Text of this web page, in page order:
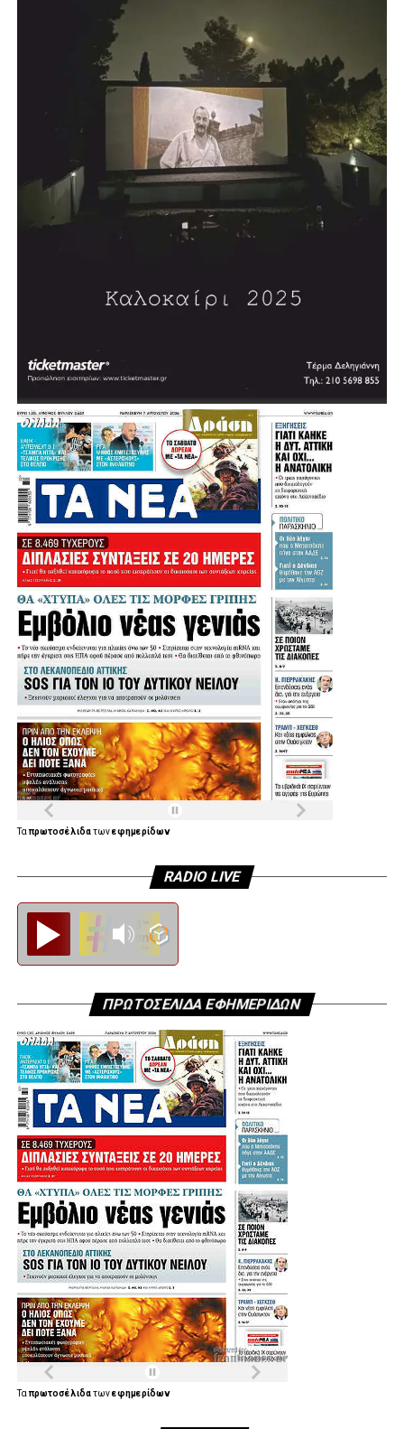
Λίγο μετά τις 11:30 στη Μητρόπολη έφτασε ο πρώην
υπουργός και πρώην πρόεδρος του ΠΑΣΟΚ, Ευάγγελος
Βενιζέλος, ο δήμαρχος Αθηναίων, Χάρης Δούκας αλλά και
ο πρώην πρόεδρος της Δημοκρατίας Προκόπης
Παυλόπουλος.
(2005), «Η Μεταναστευτική Πολιτική της Ευρώπης»
(2006), «Η Αναγκαία Αναθεώρηση» (2006), «Τυφλοί
στρατοί-Η Δύση και η Απειλή του Ισλαμικού
Φονταμενταλισμού» (2008), «Αναζητώντας την Τέχνη»
(2008)και τη δίγλωσση έκδοση «5 Χρόνια στο Ευρωπαϊκό
Κοινοβούλιο 2004-2009» (2009). Έχει γράψει πολλά
άρθρα πολιτικού και κοινωνικού περιεχομένου.
Επισκέφθηκε, επίσημα προσκεκλημένος, την Αγγλία, τη
Δυτική Γερμανία και τις ΗΠΑ.
Τιμήθηκε από τον τότε Πρόεδρο της Δημοκρατίας Κάρολο
Παπούλια με τον Μεγαλόσταυρο του Τάγματος του
και με άλλα ανώτερα παράσημα διαφόρων κρατών.
Πηγή: protothema
.
.
Ταπρωτοσέλιδατωνεφημερίδων
RADIO LIVE
ΠΡΩΤΟΣΕΛΙΔΑ ΕΦΗΜΕΡΙΔΩΝ
Ταπρωτοσέλιδατωνεφημερίδων